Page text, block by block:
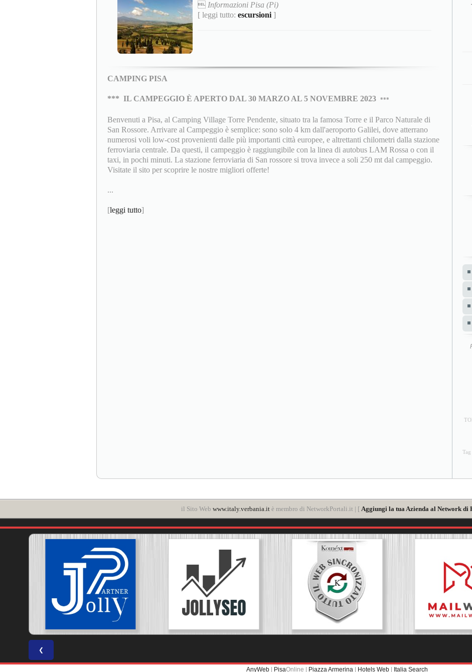
 Informazioni Pisa (Pi)
[ leggi tutto: escursioni ]
CAMPING PISA
*** IL CAMPEGGIO È APERTO DAL 30 MARZO AL 5 NOVEMBRE 2023 ***
Benvenuti a Pisa, al Camping Village Torre Pendente, situato tra la famosa Torre e il Parco Naturale di
San Rossore. Arrivare al Campeggio è semplice: sono solo 4 km dall'aeroporto Galilei, dove atterrano
numerosi voli low-cost provenienti dalle più importanti città europee, e altrettanti chilometri dalla stazione
ferroviaria centrale. Da questi, il campeggio è raggiungibile con la linea di autobus LAM Rossa o con il
taxi, in pochi minuti. La stazione ferroviaria di San rossore si trova invece a soli 250 mt dal campeggio.
Visitate il sito per scoprire le nostre migliori offerte!
...
[leggi tutto]
il Sito Web www.italy.verbania.itè membro di NetworkPortali.it | [ Aggiungi la tua Azienda al Network di
❮
AnyWeb | PisaOnline | Piazza Armerina | Hotels Web | Italia Search